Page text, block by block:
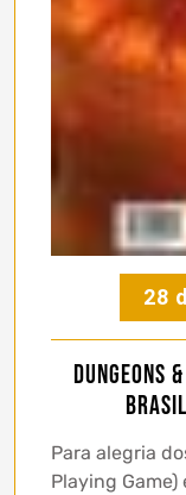
28
Dungeons
Para alegria
Playing